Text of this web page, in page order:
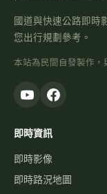
國道與快速公路即時
您出行規劃參考。
本站為民間自發製作，
即時資訊
即時影像
即時路況地圖